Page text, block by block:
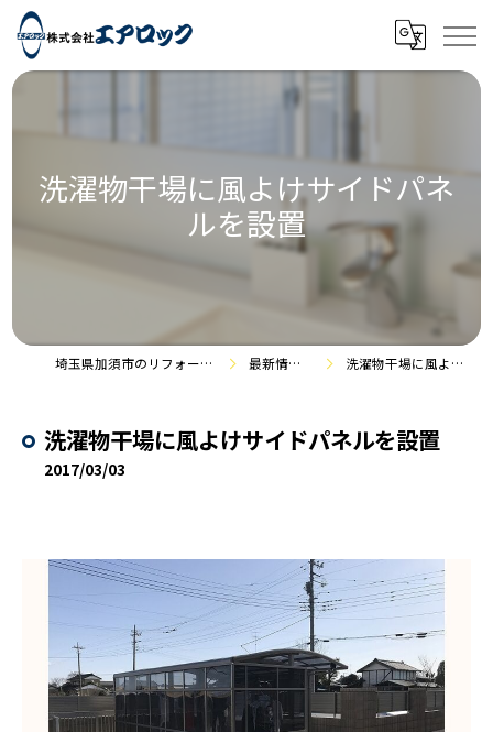
洗濯物干場に風よけサイドパネ
ルを設置
埼玉県加須市のリフォームなら株式会社エアロック 最新情報・施工事例 洗濯物干場に風よけサイドパネルを設置
洗濯物干場に風よけサイドパネルを設置
2017/03/03